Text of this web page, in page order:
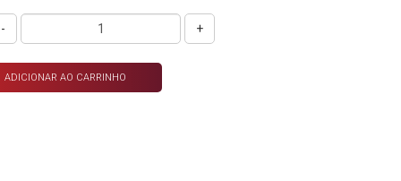
- +
ADICIONAR AO CARRINHO